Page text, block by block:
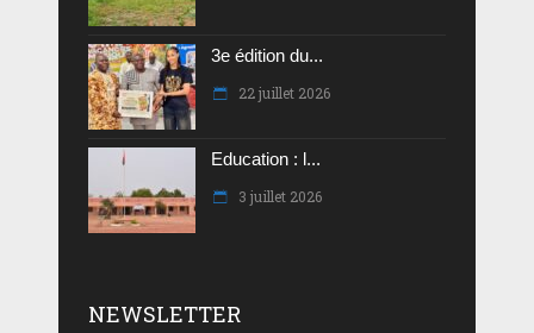
3e édition du...
22 juillet 2026
Education : l...
3 juillet 2026
NEWSLETTER